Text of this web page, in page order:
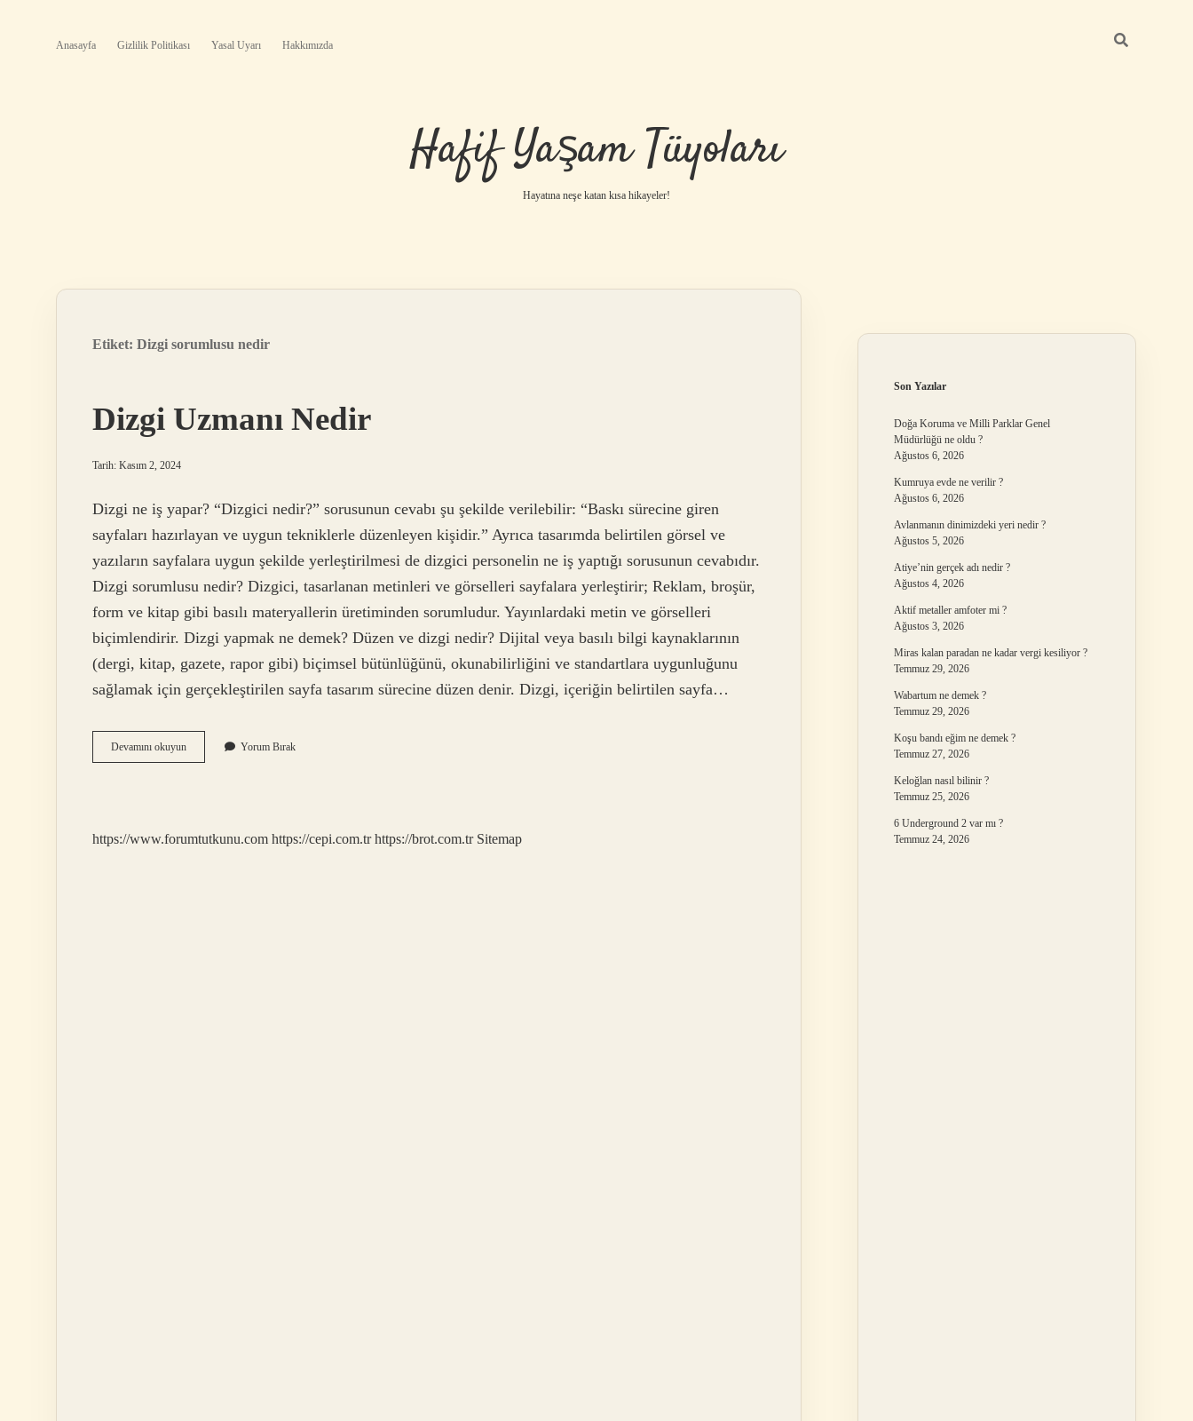
Anasayfa Gizlilik Politikası Yasal Uyarı Hakkımızda
Hafif Yaşam Tüyoları
Hayatına neşe katan kısa hikayeler!
Etiket: Dizgi sorumlusu nedir
Dizgi Uzmanı Nedir
Tarih: Kasım 2, 2024
Dizgi ne iş yapar? “Dizgici nedir?” sorusunun cevabı şu şekilde verilebilir: “Baskı sürecine giren
sayfaları hazırlayan ve uygun tekniklerle düzenleyen kişidir.” Ayrıca tasarımda belirtilen görsel ve
yazıların sayfalara uygun şekilde yerleştirilmesi de dizgici personelin ne iş yaptığı sorusunun cevabıdır.
Dizgi sorumlusu nedir? Dizgici, tasarlanan metinleri ve görselleri sayfalara yerleştirir; Reklam, broşür,
form ve kitap gibi basılı materyallerin üretiminden sorumludur. Yayınlardaki metin ve görselleri
biçimlendirir. Dizgi yapmak ne demek? Düzen ve dizgi nedir? Dijital veya basılı bilgi kaynaklarının
(dergi, kitap, gazete, rapor gibi) biçimsel bütünlüğünü, okunabilirliğini ve standartlara uygunluğunu
sağlamak için gerçekleştirilen sayfa tasarım sürecine düzen denir. Dizgi, içeriğin belirtilen sayfa…
Devamını okuyunDizgi
Uzmanı
Yorum Bırak
https://www.forumtutkunu.com https://cepi.com.tr https://brot.com.tr Sitemap
Son Yazılar
Doğa Koruma ve Milli Parklar Genel
Müdürlüğü ne oldu ?
Ağustos 6, 2026
Kumruya evde ne verilir ?
Ağustos 6, 2026
Avlanmanın dinimizdeki yeri nedir ?
Ağustos 5, 2026
Atiye’nin gerçek adı nedir ?
Ağustos 4, 2026
Aktif metaller amfoter mi ?
Ağustos 3, 2026
Miras kalan paradan ne kadar vergi kesiliyor ?
Temmuz 29, 2026
Wabartum ne demek ?
Temmuz 29, 2026
Koşu bandı eğim ne demek ?
Temmuz 27, 2026
Keloğlan nasıl bilinir ?
Temmuz 25, 2026
6 Underground 2 var mı ?
Temmuz 24, 2026